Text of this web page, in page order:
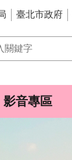
臺北市政府
影音專區